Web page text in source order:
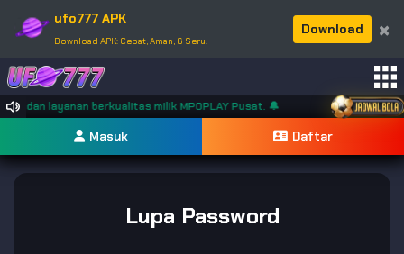
ufo777 APK
Download APK: Cepat, Aman, & Seru.
Download ×
dan layanan berkualitas milik MPOPLAY Pusat. 🔔
Masuk Daftar
Lupa Password